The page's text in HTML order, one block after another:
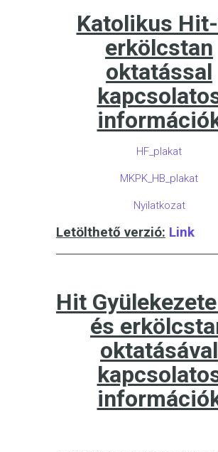
Katolikus
erkölcstan
oktatással
HF_plakat
MKPK_HB_plakat
Nyilatkozat
Letölthető verzió: Link
Hit
és
oktatásával